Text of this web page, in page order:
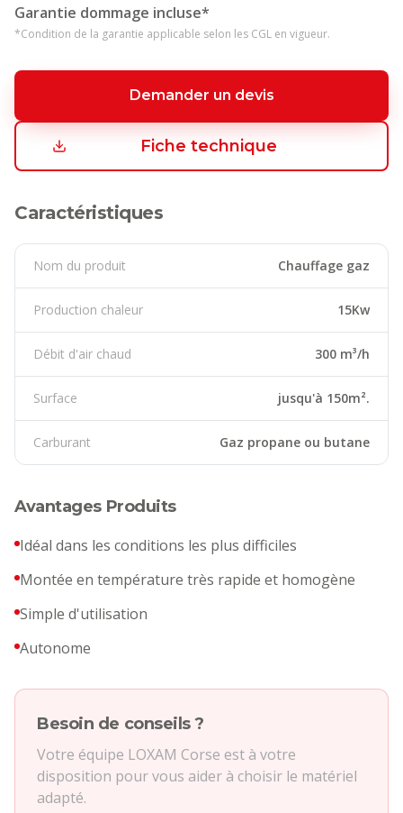
Garantie dommage incluse*
*Condition de la garantie applicable selon les CGL en vigueur.
Demander un devis
Fiche technique
Caractéristiques
Nom du produit Chauffage gaz
Production chaleur 15Kw
Débit d'air chaud 300 m³/h
Surface jusqu'à 150m².
Carburant Gaz propane ou butane
Avantages Produits
Idéal dans les conditions les plus difficiles
Montée en température très rapide et homogène
Simple d'utilisation
Autonome
Besoin de conseils ?
Votre équipe LOXAM Corse est à votre
disposition pour vous aider à choisir le matériel
adapté.